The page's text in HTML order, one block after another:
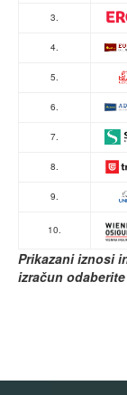
3.
4.
5.
6.
7.
8.
9.
10.
Prikazani iznosi
izračun